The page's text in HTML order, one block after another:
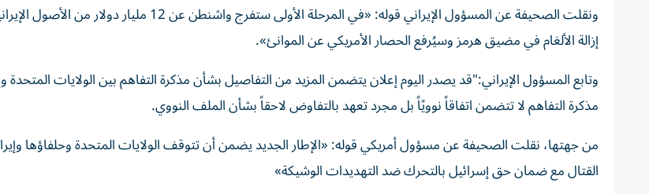
ونقلت الصحيفة عن المسؤول الإيراني قوله:
«في المرحلة الأولى ستفرج واشنطن عن 12 مليار
إزالة الألغام في مضيق هرمز وسيُرفع الحصار الأمريكي عن الموانئ».
وتابع المسؤول الإيراني:"قد يصدر اليوم إعلان يتضمن المزيد من التفاصيل بشأن مذكرة التفاهم بين الولايات المتحدة
مذكرة التفاهم لا تتضمن اتفاقاً نوويًاً بل مجرد تعهد بالتفاوض لاحقاً بشأن الملف النووي.
من جهتها، نقلت الصحيفة عن مسؤول أمريكي قوله: «الإطار الجديد يضمن أن تتوقف الولايات المتحدة وحلفاؤها
القتال مع ضمان حق إسرائيل بالتحرك ضد التهديدات الوشيكة»